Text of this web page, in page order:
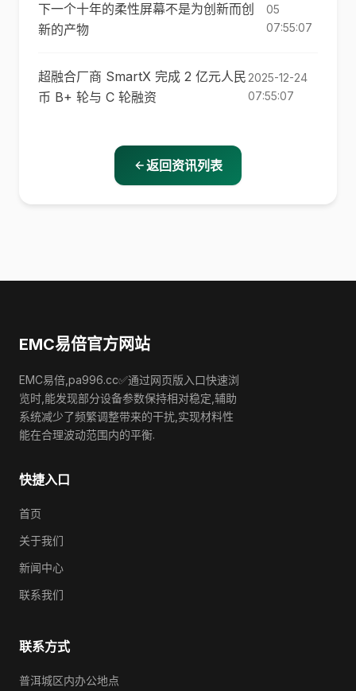
下一个十年的柔性屏幕不是为创新而创
新的产物
05
07:55:07
超融合厂商 SmartX 完成 2 亿元人民
币 B+ 轮与 C 轮融资
2025-12-24
07:55:07
返回资讯列表
EMC易倍官方网站
EMC易倍,pa996.cc✅通过网页版入口快速浏
览时,能发现部分设备参数保持相对稳定,辅助
系统减少了频繁调整带来的干扰,实现材料性
能在合理波动范围内的平衡.
快捷入口
首页
关于我们
新闻中心
联系我们
联系方式
普洱城区内办公地点